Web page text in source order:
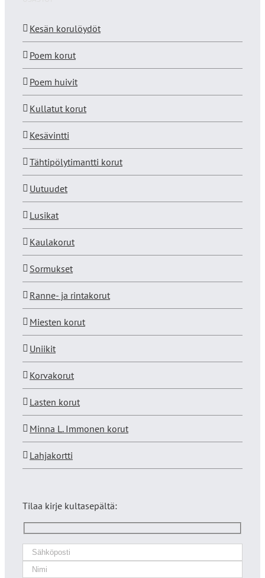
Kesän korulöydöt
Poem korut
Poem huivit
Kullatut korut
Kesävintti
Tähtipölytimantti korut
Uutuudet
Lusikat
Kaulakorut
Sormukset
Ranne- ja rintakorut
Miesten korut
Uniikit
Korvakorut
Lasten korut
Minna L. Immonen korut
Lahjakortti
Tilaa kirje kultasepältä: